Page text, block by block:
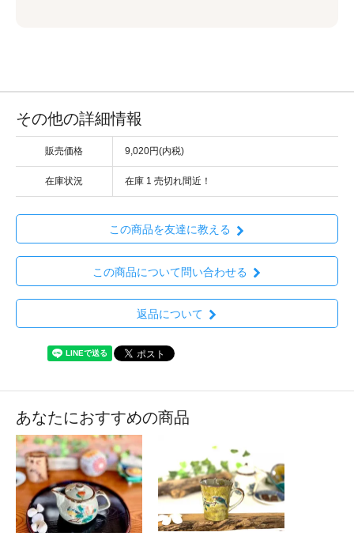
その他の詳細情報
販売価格 9,020円(内税)
在庫状況 在庫 1 売切れ間近！
この商品を友達に教える
この商品について問い合わせる
返品について
あなたにおすすめの商品